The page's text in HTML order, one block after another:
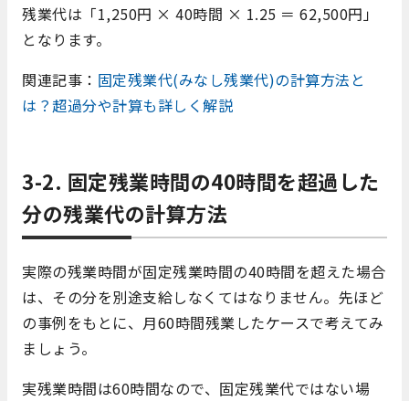
残業代は「1,250円 × 40時間 × 1.25 ＝ 62,500円」
となります。
関連記事： 固定残業代(みなし残業代)の計算方法と
は？超過分や計算も詳しく解説
3-2. 固定残業時間の40時間を超過した
分の残業代の計算方法
実際の残業時間が固定残業時間の40時間を超えた場合
は、その分を別途支給しなくてはなりません。先ほど
の事例をもとに、月60時間残業したケースで考えてみ
ましょう。
実残業時間は60時間なので、固定残業代ではない場